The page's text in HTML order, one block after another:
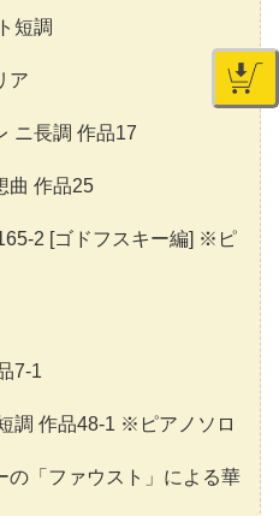
短調
ア
ニ長調 作品17
曲 作品25
2 [ゴドフスキー編] ※ピ
7-1
調 作品48-1 ※ピアノソロ
の「ファウスト」による華